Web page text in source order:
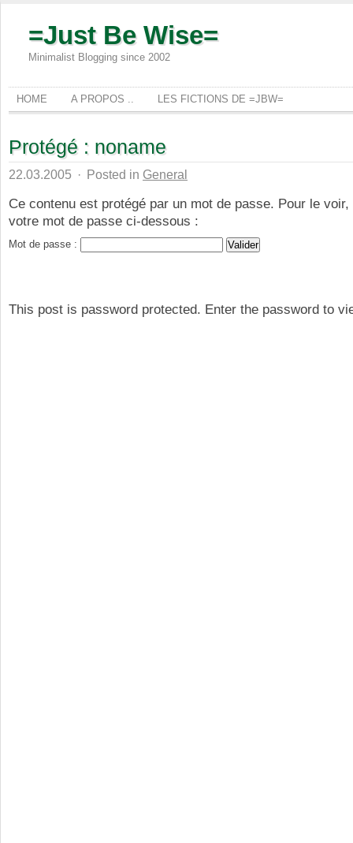
=Just Be Wise=
Minimalist Blogging since 2002
HOME A PROPOS .. LES FICTIONS DE =JBW=
Protégé : noname
22.03.2005 · Posted in General
Ce contenu est protégé par un mot de passe. Pour le
votre mot de passe ci-dessous :
Mot de passe :
This post is password protected. Enter the password to